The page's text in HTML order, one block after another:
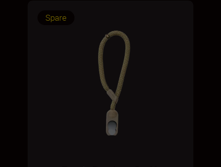
Spare